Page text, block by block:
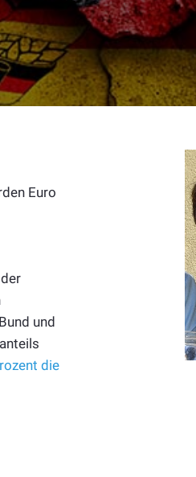
Euro
und
die